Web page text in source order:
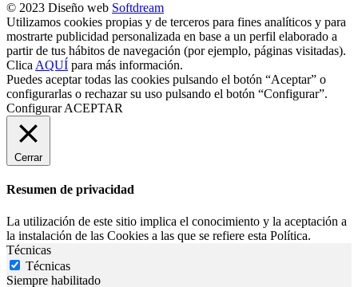
© 2023 Diseño web Softdream
Utilizamos cookies propias y de terceros para fines analíticos y para
mostrarte publicidad personalizada en base a un perfil elaborado a
partir de tus hábitos de navegación (por ejemplo, páginas visitadas).
Clica AQUÍ para más información.
Puedes aceptar todas las cookies pulsando el botón “Aceptar” o
configurarlas o rechazar su uso pulsando el botón “Configurar”.
Configurar ACEPTAR
Cerrar
Resumen de privacidad
La utilización de este sitio implica el conocimiento y la aceptación a
la instalación de las Cookies a las que se refiere esta Política.
Técnicas
Técnicas
Siempre habilitado